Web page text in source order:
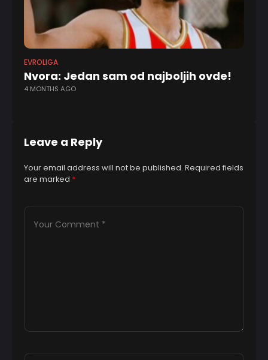
EVROLIGA
Nvora: Jedan sam od najboljih ovde!
4 MONTHS AGO
Leave a Reply
Your email address will not be published. Required fields
are marked *